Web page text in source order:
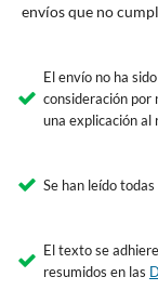
envíos que no
El envío no ha
consideración por
una explicación al
Se han leído
El texto se
resumidos en las